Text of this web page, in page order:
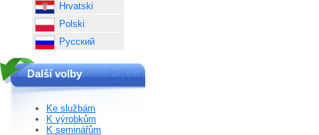
Hrvatski
Polski
Русский
Další volby
Ke službám
K výrobkům
K seminářům